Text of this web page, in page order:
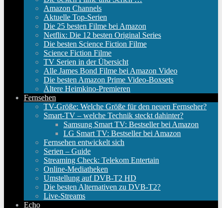
Amazon Channels
Aktuelle Top-Serien
Die 25 besten Filme bei Amazon
Netflix: Die 12 besten Original Series
Die besten Science Fiction Filme
Science Fiction Filme
TV Serien in der Übersicht
Alle James Bond Filme bei Amazon Video
Die besten Amazon Prime Video-Boxsets
Ältere Heimkino-Premieren
Fernsehen
TV-Größe: Welche Größe für den neuen Fernseher?
Smart-TV – welche Technik steckt dahinter?
Samsung Smart TV: Bestseller bei Amazon
LG Smart TV: Bestseller bei Amazon
Fernsehen entwickelt sich
Serien – Guide
Streaming Check: Telekom Entertain
Online-Mediatheken
Umstellung auf DVB-T2 HD
Die besten Alternativen zu DVB-T2?
Live-Streams
Echo